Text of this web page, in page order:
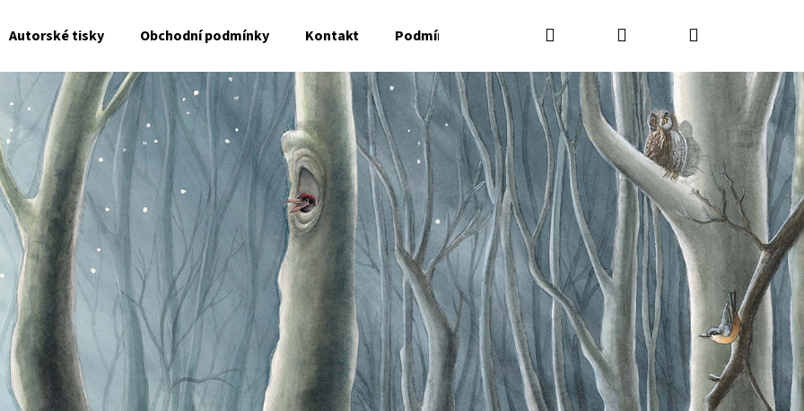
Autorské tisky Obchodní podmínky Kontakt Podmínky ochrany osobních údajů
Hledat PřihlášeníNákupní
košík
Co potřebujete najít?
HLEDAT